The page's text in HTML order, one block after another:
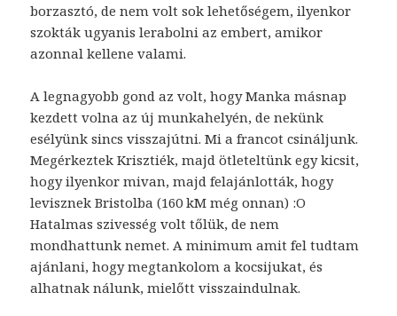
borzasztó, de nem volt sok lehetőségem, ilyenkor
szokták ugyanis lerabolni az embert, amikor
azonnal kellene valami.
A legnagyobb gond az volt, hogy Manka másnap
kezdett volna az új munkahelyén, de nekünk
esélyünk sincs visszajútni. Mi a francot csináljunk.
Megérkeztek Krisztiék, majd ötleteltünk egy kicsit,
hogy ilyenkor mivan, majd felajánlották, hogy
levisznek Bristolba (160 kM még onnan) :O
Hatalmas szivesség volt tőlük, de nem
mondhattunk nemet. A minimum amit fel tudtam
ajánlani, hogy megtankolom a kocsijukat, és
alhatnak nálunk, mielőtt visszaindulnak.